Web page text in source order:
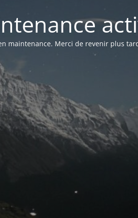
maintenance. Merci de revenir plus